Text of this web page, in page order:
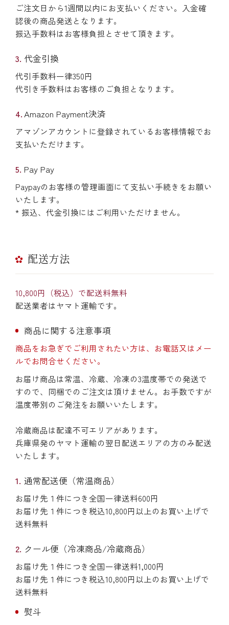
ご注文日から1週間以内にお支払いください。入金確
認後の商品発送となります。
振込手数料はお客様負担とさせて頂きます。
代金引換
代引手数料一律350円
代引き手数料はお客様のご負担となります。
Amazon Payment決済
アマゾンアカウントに登録されているお客様情報でお
支払いただけます。
Pay Pay
Paypayのお客様の管理画面にて支払い手続きをお願い
いたします。
* 振込、代金引換にはご利用いただけません。
配送方法
10,800円（税込）で配送料無料
配送業者はヤマト運輸です。
商品に関する注意事項
商品をお急ぎでご利用されたい方は、お電話又はメー
ルでお問合せください。
お届け商品は常温、冷蔵、冷凍の3温度帯での発送で
すので、同梱でのご注文は頂けません。お手数ですが
温度帯別のご発注をお願いいたします。
冷蔵商品は配達不可エリアがあります。
兵庫県発のヤマト運輸の翌日配送エリアの方のみ配送
いたします。
通常配送便（常温商品）
お届け先１件につき全国一律送料600円
お届け先１件につき税込10,800円以上のお買い上げで
送料無料
クール便（冷凍商品/冷蔵商品）
お届け先１件につき全国一律送料1,000円
お届け先１件につき税込10,800円以上のお買い上げで
送料無料
熨斗